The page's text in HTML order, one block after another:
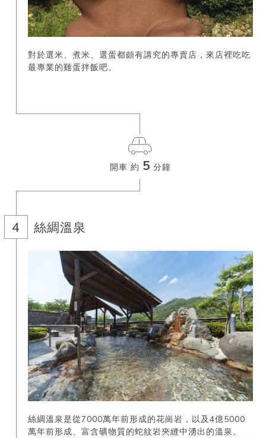
對於選米、煮米、選蛋都頗有講究的專賣店，來店裡吃吃
最專業的雞蛋拌飯吧。
開車 約 5 分鐘
絲綢溫泉
絲綢溫泉是從7000萬年前形成的花崗岩，以及4億5000
萬年前形成、富含礦物質的蛇紋岩夾縫中湧出的溫泉。